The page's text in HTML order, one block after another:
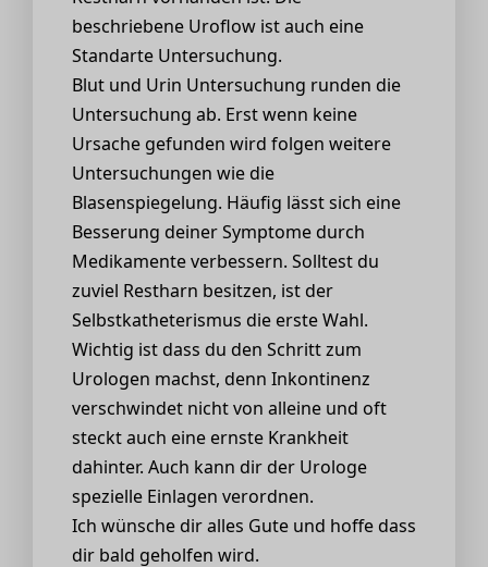
beschriebene Uroflow ist auch eine
Standarte Untersuchung.
Blut und Urin Untersuchung runden die
Untersuchung ab. Erst wenn keine
Ursache gefunden wird folgen weitere
Untersuchungen wie die
Blasenspiegelung. Häufig lässt sich eine
Besserung deiner Symptome durch
Medikamente verbessern. Solltest du
zuviel Restharn besitzen, ist der
Selbstkatheterismus die erste Wahl.
Wichtig ist dass du den Schritt zum
Urologen machst, denn Inkontinenz
verschwindet nicht von alleine und oft
steckt auch eine ernste Krankheit
dahinter. Auch kann dir der Urologe
spezielle Einlagen verordnen.
Ich wünsche dir alles Gute und hoffe dass
dir bald geholfen wird.